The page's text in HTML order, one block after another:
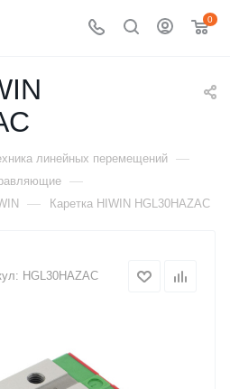
0
линейных перемещений —
—
— Каретка HIWIN HGL30HAZAC
HGL30HAZAC